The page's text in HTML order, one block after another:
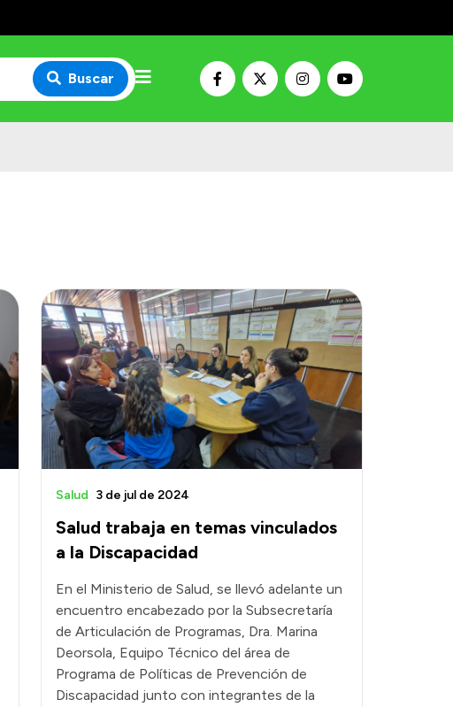
Buscar
Salud trabaja en temas vinculados
a la Discapacidad
Salud 3 de jul de 2024
En el Ministerio de Salud, se llevó adelante un
encuentro encabezado por la Subsecretaría
de Articulación de Programas, Dra. Marina
Deorsola, Equipo Técnico del área de
Programa de Políticas de Prevención de
Discapacidad junto con integrantes de la